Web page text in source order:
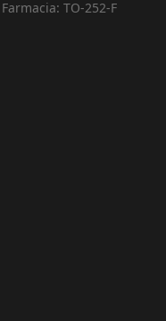
Farmacia: TO-252-F